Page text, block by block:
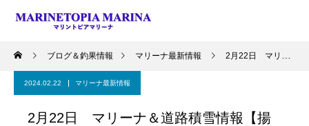
ブログ＆釣果情報 マリーナ最新情報 2月22日 マリーナ＆道路積雪情報【揚降中止】
2024.02.22 マリーナ最新情報
2月22日 マリーナ＆道路積雪情報【揚